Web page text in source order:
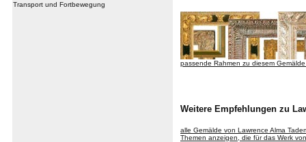
Transport und Fortbewegung
passende Rahmen zu diesem
Weitere Empfehlungen zu
alle Gemälde von Lawrence Alma
Themen anzeigen, die für das Werk